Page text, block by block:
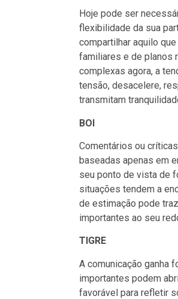
Hoje pode ser
flexibilidade da sua
compartilhar aquilo
familiares e de planos
complexas agora, a
tensão, desacelere,
transmitam
BOI
Comentários ou
baseadas apenas em
seu ponto de vista de
situações tendem a
de estimação pode
importantes ao seu
TIGRE
A comunicação ganha
importantes podem
favorável para refletir